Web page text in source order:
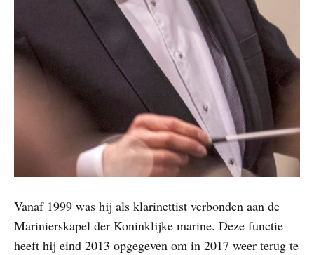
Vanaf 1999 was hij als klarinettist verbonden aan de
Marinierskapel der Koninklijke marine. Deze functie
heeft hij eind 2013 opgegeven om in 2017 weer terug te